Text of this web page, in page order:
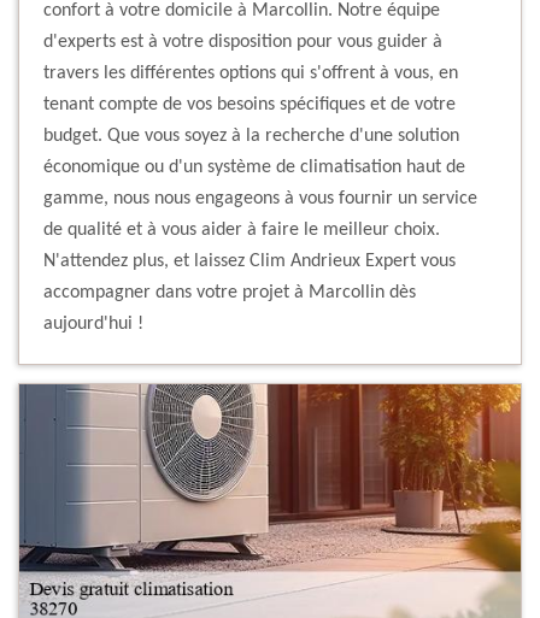
confort à votre domicile à Marcollin. Notre équipe
d'experts est à votre disposition pour vous guider à
travers les différentes options qui s'offrent à vous, en
tenant compte de vos besoins spécifiques et de votre
budget. Que vous soyez à la recherche d'une solution
économique ou d'un système de climatisation haut de
gamme, nous nous engageons à vous fournir un service
de qualité et à vous aider à faire le meilleur choix.
N'attendez plus, et laissez Clim Andrieux Expert vous
accompagner dans votre projet à Marcollin dès
aujourd'hui !